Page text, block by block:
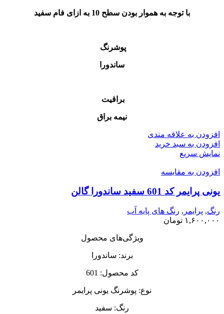
با توجه به هموار بودن سطح 10 به ازای فام سفید
پوشرنگ
ساندورا
براقیت
نیمه براق
افزودن به علاقه مندی
افزودن به سبد خرید
نمایش سریع
افزودن به مقایسه
یونی پرایمر کد 601 سفید ساندورا گالن
رنگ, پرایمر , رنگ‌ های پایه آب
۱,۶۰۰,۰۰۰ تومان
ویژگی‌های محصول
برند: ساندورا
کد محصول: 601
نوع: پوشرنگ یونی پرایمر
رنگ: سفید